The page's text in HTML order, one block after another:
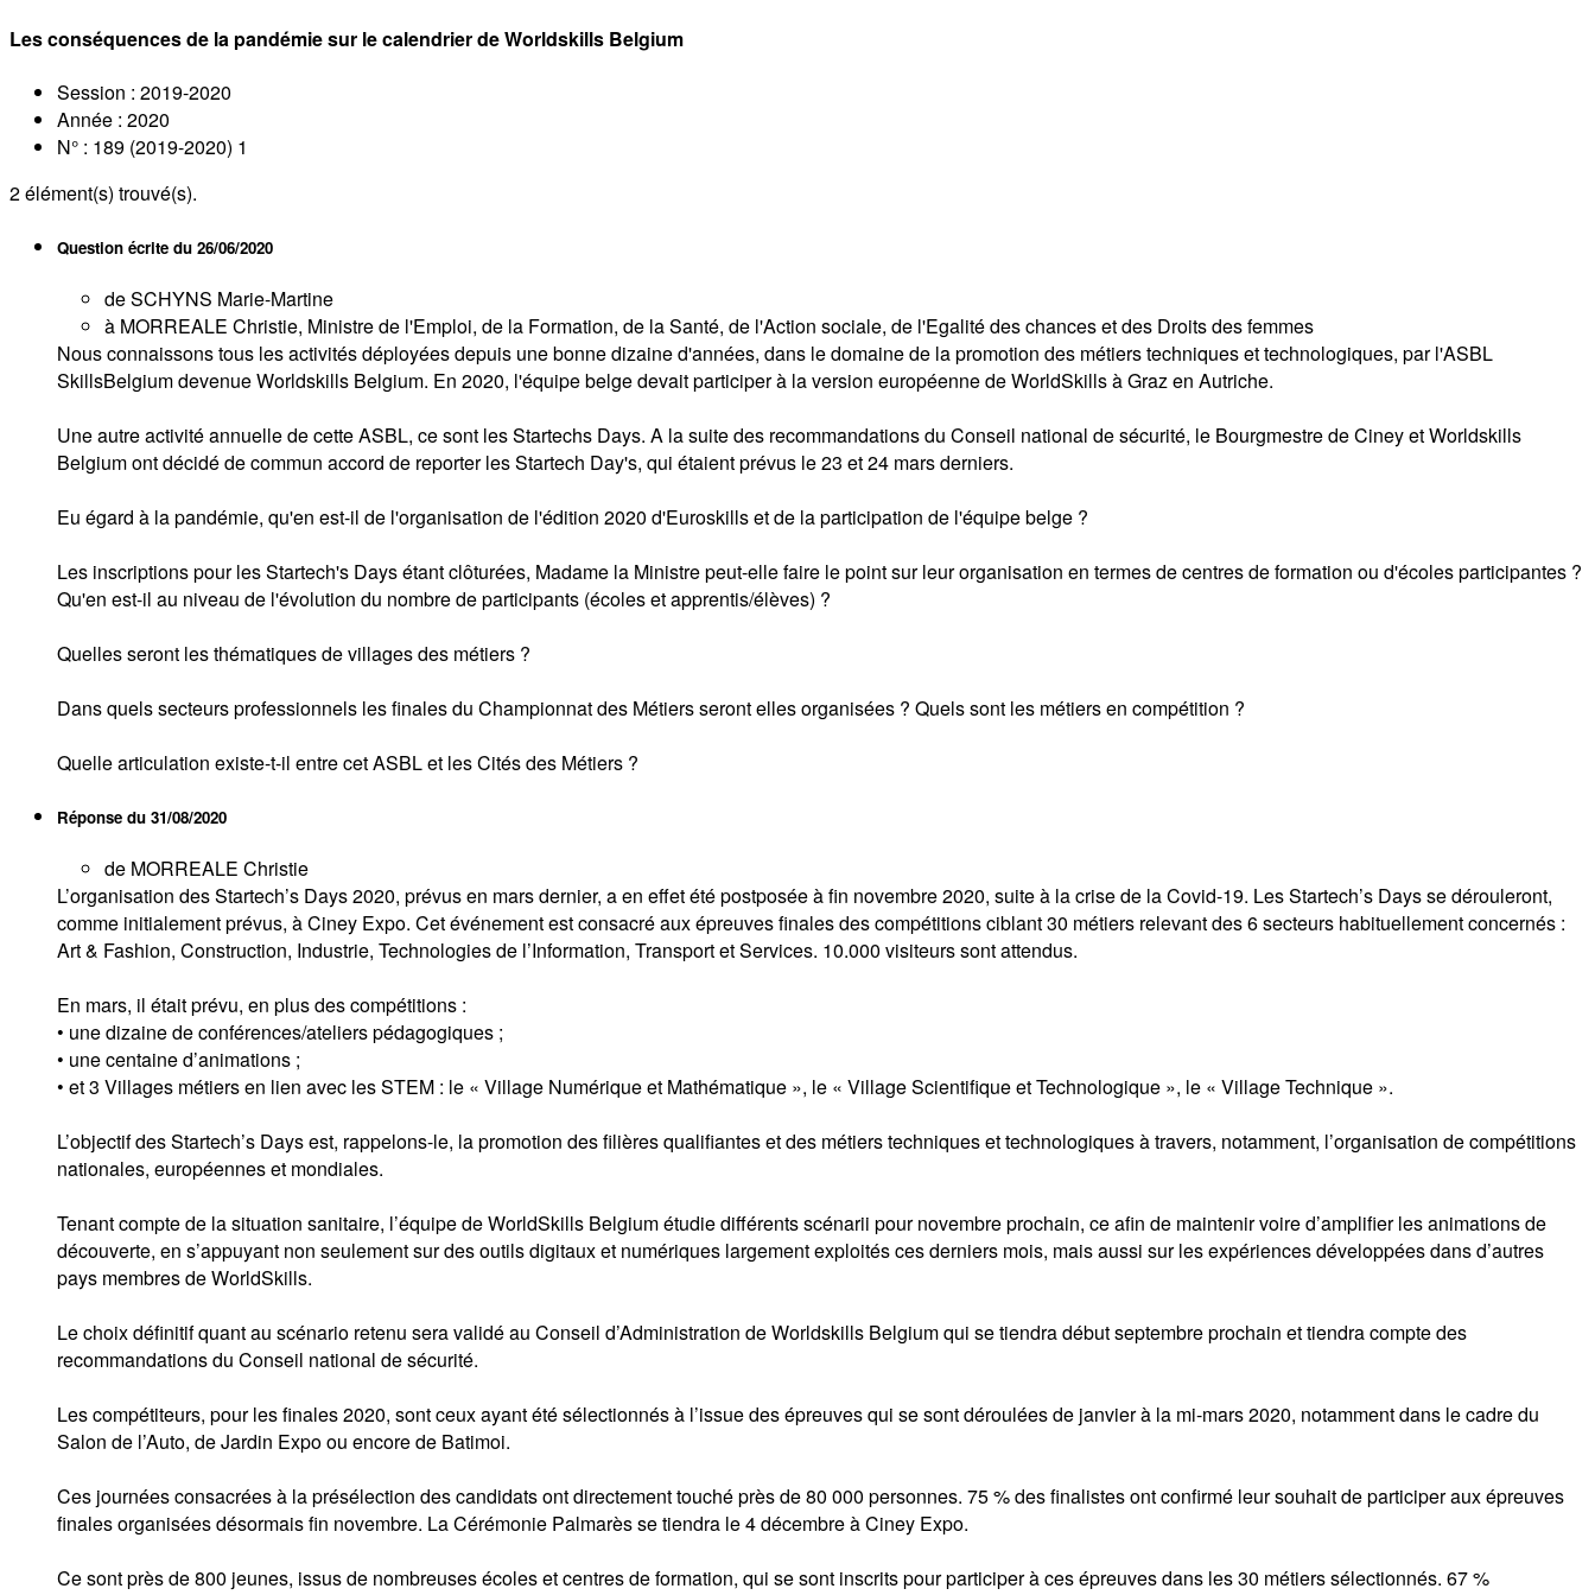
Les conséquences de la pandémie sur le calendrier de Worldskills Belgium
Session : 2019-2020
Année : 2020
N° : 189 (2019-2020) 1
2élément(s) trouvé(s).
Question écrite du 26/06/2020
de SCHYNS Marie-Martine
à MORREALE Christie, Ministre de l'Emploi, de la Formation, de la Santé, de l'Action sociale, de l'Egalité des chances et des Droits des femmes
Nous connaissons tous les activités déployées depuis une bonne dizaine d'années, dans le domaine de la promotion des métiers techniques et technologiques, par l'ASBL
SkillsBelgium devenue Worldskills Belgium. En 2020, l'équipe belge devait participer à la version européenne de WorldSkills à Graz en Autriche.
Une autre activité annuelle de cette ASBL, ce sont les Startechs Days. A la suite des recommandations du Conseil national de sécurité, le Bourgmestre de Ciney et Worldskills
Belgium ont décidé de commun accord de reporter les Startech Day's, qui étaient prévus le 23 et 24 mars derniers.
Eu égard à la pandémie, qu'en est-il de l'organisation de l'édition 2020 d'Euroskills et de la participation de l'équipe belge ?
Les inscriptions pour les Startech's Days étant clôturées, Madame la Ministre peut-elle faire le point sur leur organisation en termes de centres de formation ou d'écoles participantes ?
Qu'en est-il au niveau de l'évolution du nombre de participants (écoles et apprentis/élèves) ?
Quelles seront les thématiques de villages des métiers ?
Dans quels secteurs professionnels les finales du Championnat des Métiers seront elles organisées ? Quels sont les métiers en compétition ?
Quelle articulation existe-t-il entre cet ASBL et les Cités des Métiers ?
Réponse du 31/08/2020
de MORREALE Christie
L’organisation des Startech’s Days 2020, prévus en mars dernier, a en effet été postposée à fin novembre 2020, suite à la crise de la Covid-19. Les Startech’s Days se dérouleront,
comme initialement prévus, à Ciney Expo. Cet événement est consacré aux épreuves finales des compétitions ciblant 30 métiers relevant des 6 secteurs habituellement concernés :
Art & Fashion, Construction, Industrie, Technologies de l’Information, Transport et Services. 10.000 visiteurs sont attendus.
En mars, il était prévu, en plus des compétitions :
• une dizaine de conférences/ateliers pédagogiques ;
• une centaine d’animations ;
• et 3 Villages métiers en lien avec les STEM : le « Village Numérique et Mathématique », le « Village Scientifique et Technologique », le « Village Technique ».
L’objectif des Startech’s Days est, rappelons-le, la promotion des filières qualifiantes et des métiers techniques et technologiques à travers, notamment, l’organisation de compétitions
nationales, européennes et mondiales.
Tenant compte de la situation sanitaire, l’équipe de WorldSkills Belgium étudie différents scénarii pour novembre prochain, ce afin de maintenir voire d’amplifier les animations de
découverte, en s’appuyant non seulement sur des outils digitaux et numériques largement exploités ces derniers mois, mais aussi sur les expériences développées dans d’autres
pays membres de WorldSkills.
Le choix définitif quant au scénario retenu sera validé au Conseil d’Administration de Worldskills Belgium qui se tiendra début septembre prochain et tiendra compte des
recommandations du Conseil national de sécurité.
Les compétiteurs, pour les finales 2020, sont ceux ayant été sélectionnés à l’issue des épreuves qui se sont déroulées de janvier à la mi-mars 2020, notamment dans le cadre du
Salon de l’Auto, de Jardin Expo ou encore de Batimoi.
Ces journées consacrées à la présélection des candidats ont directement touché près de 80 000 personnes. 75 % des finalistes ont confirmé leur souhait de participer aux épreuves
finales organisées désormais fin novembre. La Cérémonie Palmarès se tiendra le 4 décembre à Ciney Expo.
Ce sont près de 800 jeunes, issus de nombreuses écoles et centres de formation, qui se sont inscrits pour participer à ces épreuves dans les 30 métiers sélectionnés. 67 %